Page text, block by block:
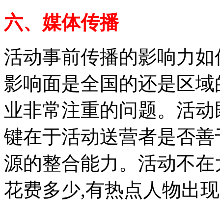
六、媒体传播
活动事前传播的影响力
影响面是全国的还是区
业非常注重的问题。活
键在于活动送营者是否
源的整合能力。活动不
花费多少,有热点人物出